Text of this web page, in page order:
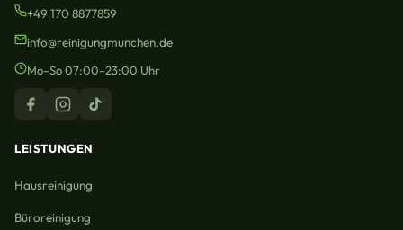
+49 170 8877859
info@reinigungmunchen.de
Mo–So 07:00–23:00 Uhr
LEISTUNGEN
Hausreinigung
Büroreinigung